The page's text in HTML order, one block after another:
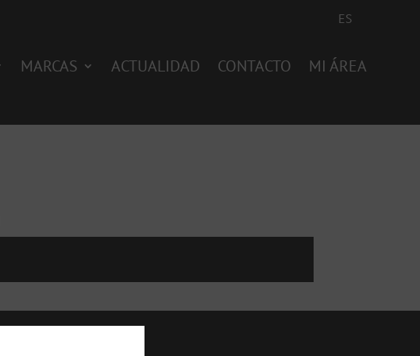
ES
MARCAS ACTUALIDAD CONTACTO MI ÁREA